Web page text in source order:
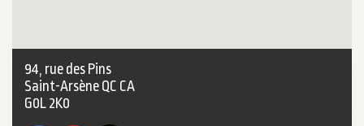
94, rue des Pins
Saint-Arsène QC CA
G0L 2K0